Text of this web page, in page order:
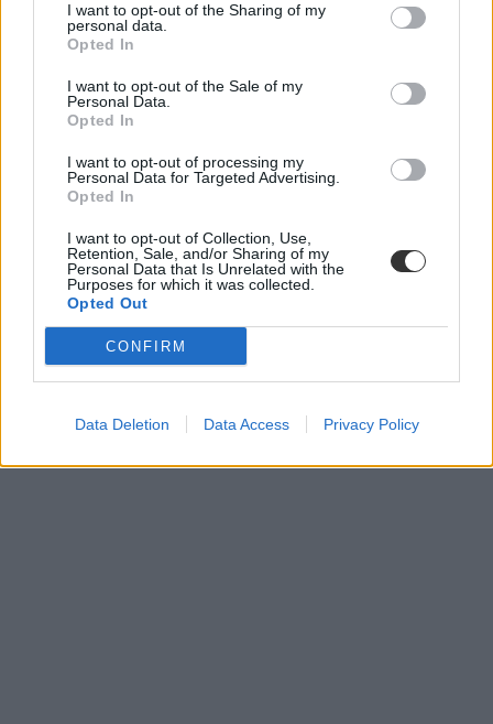
I want to opt-out of the Sharing of my
personal data.
Opted In
I want to opt-out of the Sale of my
Personal Data.
Opted In
I want to opt-out of processing my
Personal Data for Targeted Advertising.
Opted In
I want to opt-out of Collection, Use,
Retention, Sale, and/or Sharing of my
Personal Data that Is Unrelated with the
Purposes for which it was collected.
Opted Out
CONFIRM
Data Deletion Data Access Privacy Policy
stressz
felmérés
TALIS
pedagógus stressz